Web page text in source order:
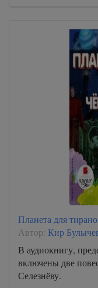
Планета для
Автор: Кир
В аудиокнигу,
включены две
Селезнёву.